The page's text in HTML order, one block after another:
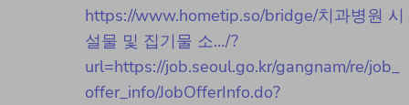
https://www.hometip.so/bridge/치과병원 시
설물 및 집기물 소…/?
url=https://job.seoul.go.kr/gangnam/re/job_
offer_info/JobOfferInfo.do?